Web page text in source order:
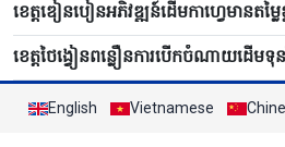
ខេត្តឌៀនបៀន​អភិវឌ្ឍន៍ដើម​កាហ្វេមានតម្
ខេត្តថៃង្វៀនពន្លឿនការ​បើក​ចំណាយដើ
English Vietnamese